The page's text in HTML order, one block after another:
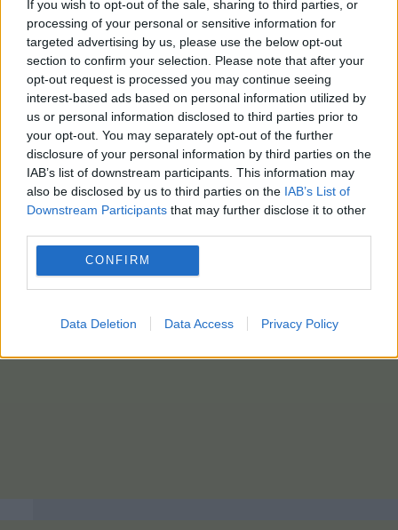
If you wish to opt-out of the sale, sharing to third parties, or
processing of your personal or sensitive information for
targeted advertising by us, please use the below opt-out
section to confirm your selection. Please note that after your
opt-out request is processed you may continue seeing
interest-based ads based on personal information utilized by
us or personal information disclosed to third parties prior to
your opt-out. You may separately opt-out of the further
disclosure of your personal information by third parties on the
IAB’s list of downstream participants. This information may
also be disclosed by us to third parties on the IAB’s List of
Downstream Participants that may further disclose it to other
CONFIRM
Data Deletion Data Access Privacy Policy